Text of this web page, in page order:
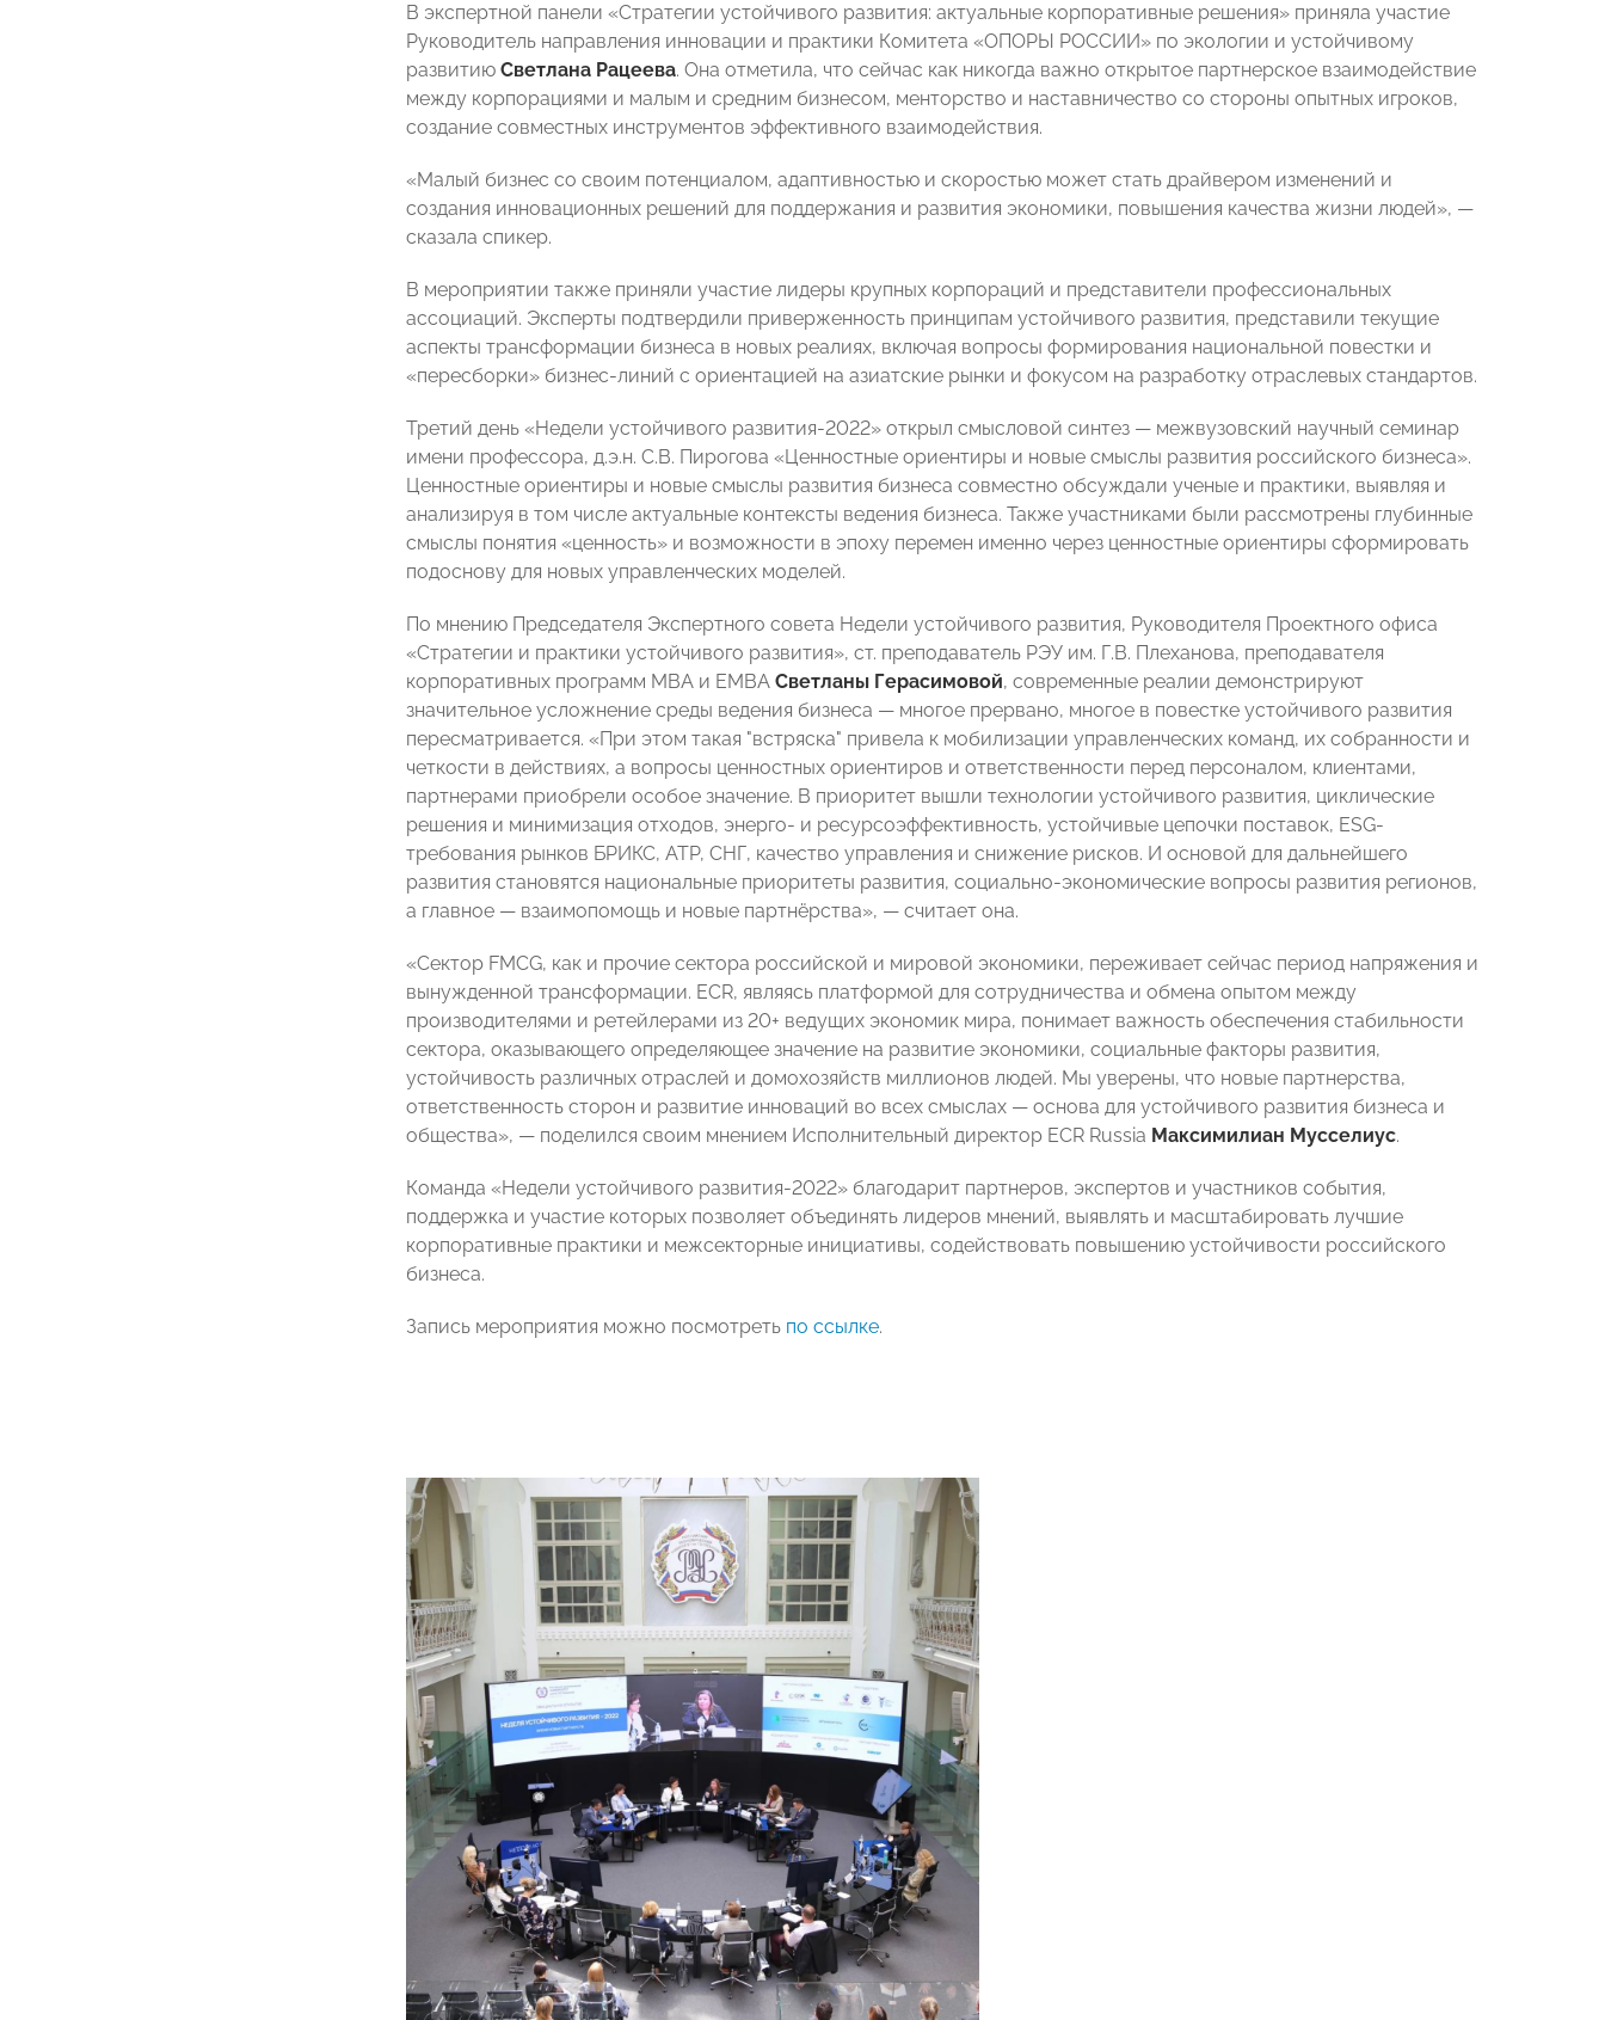
В экспертной панели «Стратегии устойчивого развития: актуальные корпоративные решения» приняла участие
Руководитель направления инновации и практики Комитета «ОПОРЫ РОССИИ» по экологии и устойчивому
развитию Светлана Рацеева. Она отметила, что сейчас как никогда важно открытое партнерское взаимодействие
между корпорациями и малым и средним бизнесом, менторство и наставничество со стороны опытных игроков,
создание совместных инструментов эффективного взаимодействия.
«Малый бизнес со своим потенциалом, адаптивностью и скоростью может стать драйвером изменений и
создания инновационных решений для поддержания и развития экономики, повышения качества жизни людей», —
сказала спикер.
В мероприятии также приняли участие лидеры крупных корпораций и представители профессиональных
ассоциаций. Эксперты подтвердили приверженность принципам устойчивого развития, представили текущие
аспекты трансформации бизнеса в новых реалиях, включая вопросы формирования национальной повестки и
«пересборки» бизнес-линий с ориентацией на азиатские рынки и фокусом на разработку отраслевых стандартов.
Третий день «Недели устойчивого развития-2022» открыл смысловой синтез — межвузовский научный семинар
имени профессора, д.э.н. С.В. Пирогова «Ценностные ориентиры и новые смыслы развития российского бизнеса».
Ценностные ориентиры и новые смыслы развития бизнеса совместно обсуждали ученые и практики, выявляя и
анализируя в том числе актуальные контексты ведения бизнеса. Также участниками были рассмотрены глубинные
смыслы понятия «ценность» и возможности в эпоху перемен именно через ценностные ориентиры сформировать
подоснову для новых управленческих моделей.
По мнению Председателя Экспертного совета Недели устойчивого развития, Руководителя Проектного офиса
«Стратегии и практики устойчивого развития», ст. преподаватель РЭУ им. Г.В. Плеханова, преподавателя
корпоративных программ МВА и EMBA Светланы Герасимовой, современные реалии демонстрируют
значительное усложнение среды ведения бизнеса — многое прервано, многое в повестке устойчивого развития
пересматривается. «При этом такая "встряска" привела к мобилизации управленческих команд, их собранности и
четкости в действиях, а вопросы ценностных ориентиров и ответственности перед персоналом, клиентами,
партнерами приобрели особое значение. В приоритет вышли технологии устойчивого развития, циклические
решения и минимизация отходов, энерго- и ресурсоэффективность, устойчивые цепочки поставок, ESG-
требования рынков БРИКС, АТР, СНГ, качество управления и снижение рисков. И основой для дальнейшего
развития становятся национальные приоритеты развития, социально-экономические вопросы развития регионов,
а главное — взаимопомощь и новые партнёрства», — считает она.
«Сектор FMCG, как и прочие сектора российской и мировой экономики, переживает сейчас период напряжения и
вынужденной трансформации. ECR, являясь платформой для сотрудничества и обмена опытом между
производителями и ретейлерами из 20+ ведущих экономик мира, понимает важность обеспечения стабильности
сектора, оказывающего определяющее значение на развитие экономики, социальные факторы развития,
устойчивость различных отраслей и домохозяйств миллионов людей. Мы уверены, что новые партнерства,
ответственность сторон и развитие инноваций во всех смыслах — основа для устойчивого развития бизнеса и
общества», — поделился своим мнением Исполнительный директор ECR Russia Максимилиан Мусселиус.
Команда «Недели устойчивого развития-2022» благодарит партнеров, экспертов и участников события,
поддержка и участие которых позволяет объединять лидеров мнений, выявлять и масштабировать лучшие
корпоративные практики и межсекторные инициативы, содействовать повышению устойчивости российского
бизнеса.
Запись мероприятия можно посмотреть по ссылке.